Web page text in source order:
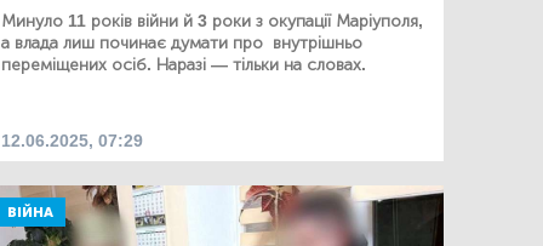
Минуло 11 років війни й 3 роки з окупації Маріуполя,
а влада лиш починає думати про внутрішньо
переміщених осіб. Наразі — тільки на словах.
12.06.2025, 07:29
ВІЙНА